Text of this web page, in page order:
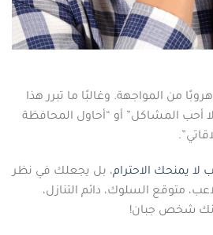
من المواجهة. وغالبًا ما تبرر هذا
أحب المشاكل” أو “أحاول المحافظة
لا يمنحك الاحترام، بل يجعلك في نظر
متوقع السلوك، دائم التنازل،
أنك شخص جبان!